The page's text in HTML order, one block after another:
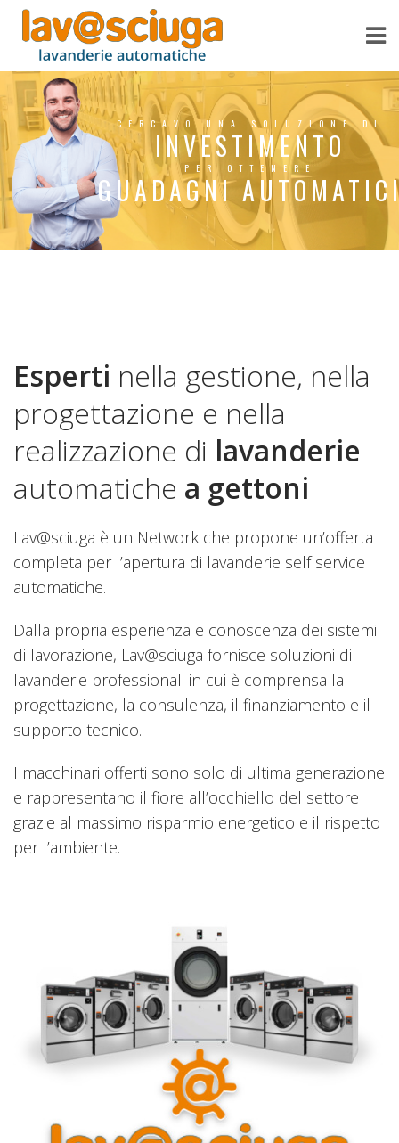
CERCAVO UNA SOLUZIONE DI
GUADAGNI
PER OTTENERE
INVESTIMENTO
Esperti nella gestione, nella
progettazione e nella
realizzazione di lavanderie
automatiche a gettoni
Lav@sciuga è un Network che propone un’offerta
completa per l’apertura di lavanderie self service
automatiche.
Dalla propria esperienza e conoscenza dei sistemi
di lavorazione, Lav@sciuga fornisce soluzioni di
lavanderie professionali in cui è comprensa la
progettazione, la consulenza, il finanziamento e il
supporto tecnico.
I macchinari offerti sono solo di ultima generazione
e rappresentano il fiore all’occhiello del settore
grazie al massimo risparmio energetico e il rispetto
per l’ambiente.